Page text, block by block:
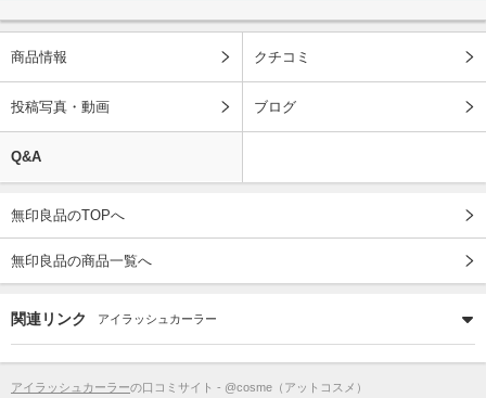
商品情報 クチコミ
投稿写真・動画 ブログ
Q&A
無印良品のTOPへ
無印良品の商品一覧へ
関連リンク アイラッシュカーラー
アイラッシュカーラーの口コミサイト - @cosme（アットコスメ）